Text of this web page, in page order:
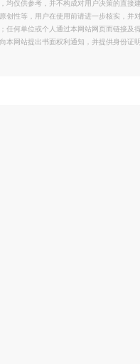
均仅供参考，并不构成对用户决策的直
创性等，用户在使用前请进一步核实，
任何单位或个人通过本网站网页而链接
本网站提出书面权利通知，并提供身份